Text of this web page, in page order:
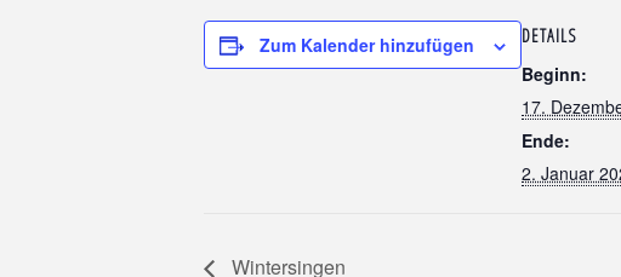
Zum Kalender hinzufügen DETAILS
Beginn:
17.
Ende:
2. Januar
Wintersingen